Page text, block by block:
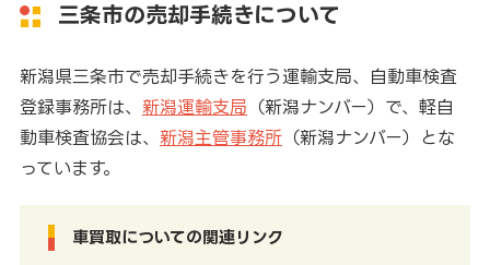
三条市の売却手続きについて
新潟県三条市で売却手続きを行う運輸支局、自動車検査
登録事務所は、 新潟運輸支局 （新潟ナンバー）で、軽自
動車検査協会は、 新潟主管事務所（新潟ナンバー）とな
っています。
車買取についての関連リンク